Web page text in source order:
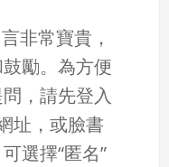
非常寶貴，
勵。為方便
，請先登入
址，或臉書
選擇“匿名”